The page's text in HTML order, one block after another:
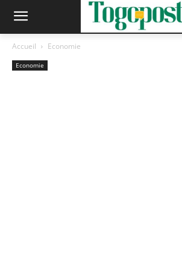
Accueil Economie
Economie